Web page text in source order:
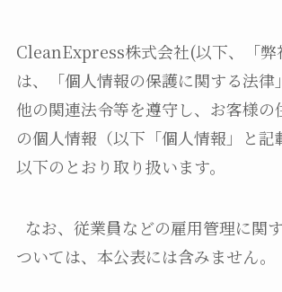
CleanExpress株式会社(以下、「弊
は、「個人情報の保護に関する法律
他の関連法令等を遵守し、お客様の
の個人情報（以下「個人情報」と記
以下のとおり取り扱います。
なお、従業員などの雇用管理に関
ついては、本公表には含みません。